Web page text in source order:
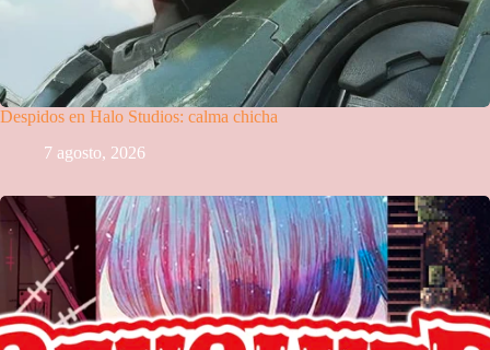
Despidos en Halo Studios: calma chicha
7 agosto, 2026